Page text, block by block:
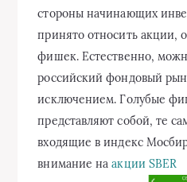
стороны начинающих
принято относить акции,
фишек. Естественно,
российский фондовый
исключением. Голубые
представляют собой, те
входящие в индекс
внимание наакции SBER